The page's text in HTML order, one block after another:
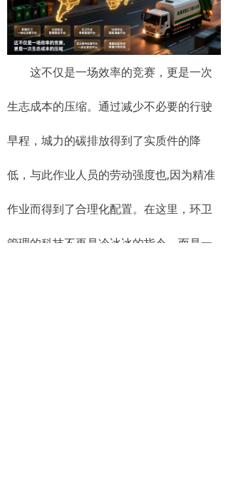
这不仅是一场效率的竞赛，更是一次
生志成本的压缩。通过减少不必要的行驶
早程，城力的碳排放得到了实质件的降
低，与此作业人员的劳动强度也,因为精准
作业而得到了合理化配置。在这里，环卫
管理的科技不再是冷冰冰的指令，而是一